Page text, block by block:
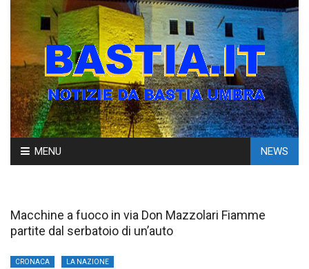
Skip
to
MENU NEWS
Macchine a fuoco in via Don Mazzolari Fiamme
partite dal serbatoio di un’auto
CRONACA LA NAZIONE